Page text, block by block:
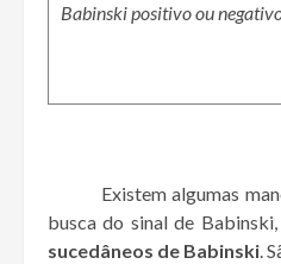
Babinski positivo ou
Existem algumas
busca do sinal de
sucedâneos de Babinski.